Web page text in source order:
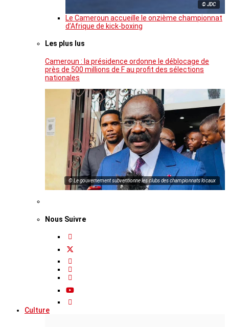
© JDC
Le Cameroun accueille le onzième championnat
d’Afrique de kick-boxing
Les plus lus
Cameroun : la présidence ordonne le déblocage de
près de 500 millions de F au profit des sélections
nationales
© Le gouvernement subventionne les clubs des championnats locaux
Nous Suivre
Culture